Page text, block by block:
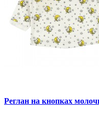
Реглан на кнопках